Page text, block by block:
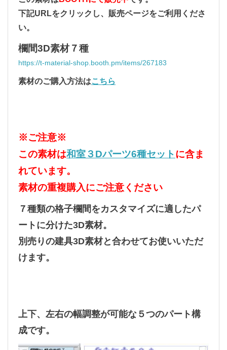
下記URLをクリックし、販売ページをご利用くださ
い。
欄間3D素材７種
https://t-material-shop.booth.pm/items/267183
素材のご購入方法はこちら
※ご注意※
この素材は和室３Dパーツ6種セットに含ま
れています。
素材の重複購入にご注意ください
７種類の格子欄間をカスタマイズに適したパ
ートに分けた3D素材。
別売りの建具3D素材と合わせてお使いいただ
けます。
上下、左右の幅調整が可能な５つのパート構
成です。